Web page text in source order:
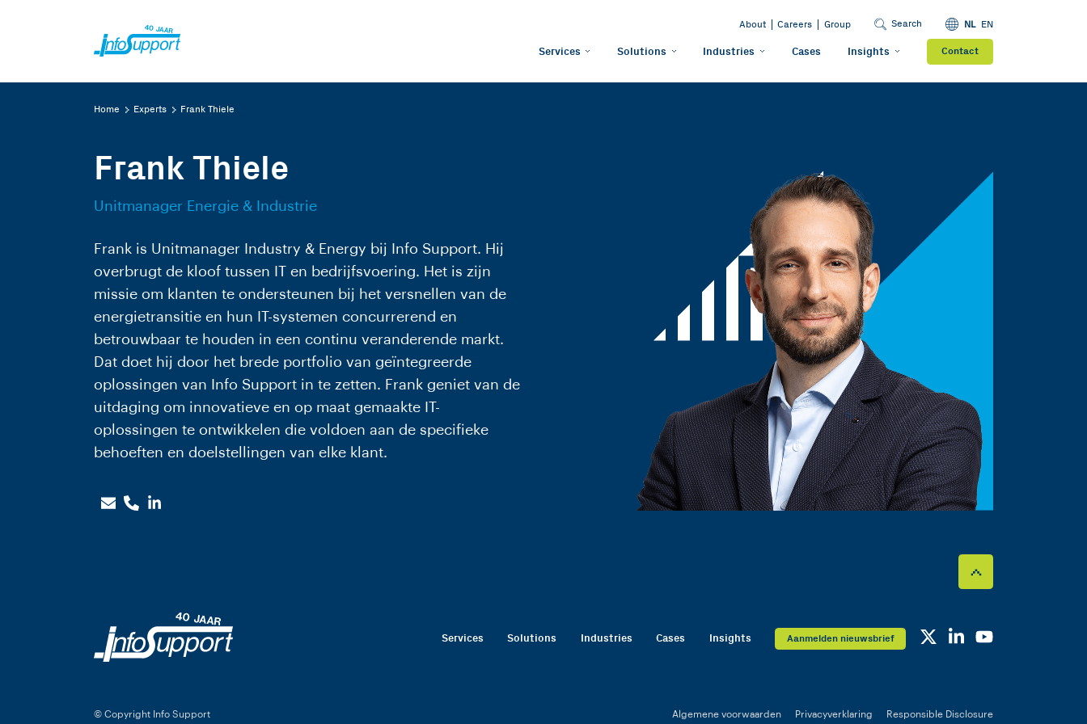
About Careers Group Search NL EN
Services Solutions Industries Cases Insights Contact
Home Experts Frank Thiele
Frank Thiele
Unitmanager Energie & Industrie
Frank is Unitmanager Industry & Energy bij Info Support. Hij
overbrugt de kloof tussen IT en bedrijfsvoering. Het is zijn
missie om klanten te ondersteunen bij het versnellen van de
energietransitie en hun IT-systemen concurrerend en
betrouwbaar te houden in een continu veranderende markt.
Dat doet hij door het brede portfolio van geïntegreerde
oplossingen van Info Support in te zetten. Frank geniet van de
uitdaging om innovatieve en op maat gemaakte IT-
oplossingen te ontwikkelen die voldoen aan de specifieke
behoeften en doelstellingen van elke klant.
Services Solutions Industries Cases Insights Aanmelden nieuwsbrief
© Copyright Info Support Algemene voorwaarden Privacyverklaring Responsible Disclosure